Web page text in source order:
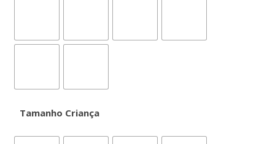
Tamanho Criança